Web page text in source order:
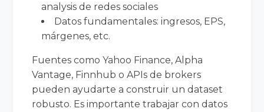
analysis de redes sociales
Datos fundamentales: ingresos, EPS,
márgenes, etc.
Fuentes como Yahoo Finance, Alpha
Vantage, Finnhub o APIs de brokers
pueden ayudarte a construir un dataset
robusto. Es importante trabajar con datos